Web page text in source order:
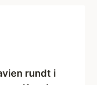
rundt i